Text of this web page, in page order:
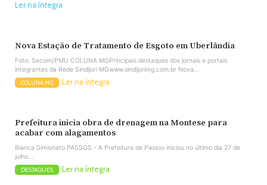
Ler na íntegra
Nova Estação de Tratamento de Esgoto em Uberlândia
Foto: Secom/PMU COLUNA MGPrincipais destaques dos jornais e portais
integrantes da Rede Sindijori MGwww.sindijorimg.com.br Nova...
COLUNA MG Ler na íntegra
Prefeitura inicia obra de drenagem na Montese para
acabar com alagamentos
Bianca Simionato PASSOS - A Prefeitura de Passos iniciou no último dia 27 de
julho...
DESTAQUES Ler na íntegra